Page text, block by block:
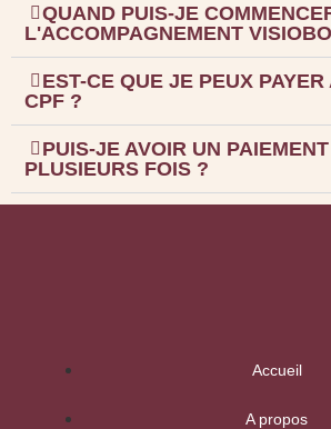
QUAND PUIS-JE
L'ACCOMPAGNEMENT
EST-CE QUE JE PEUX PAYER
CPF ?
PUIS-JE AVOIR UN
PLUSIEURS FOIS ?
Accueil
A propos